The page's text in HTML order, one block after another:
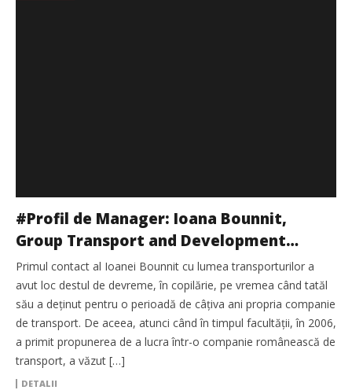
#Profil de Manager: Ioana Bounnit,
Group Transport and Development
Director CANPACK GROUP
Primul contact al Ioanei Bounnit cu lumea transporturilor a
avut loc destul de devreme, în copilărie, pe vremea când tatăl
său a deţinut pentru o perioadă de câţiva ani propria companie
de transport. De aceea, atunci când în timpul facultăţii, în 2006,
a primit propunerea de a lucra într-o companie românească de
transport, a văzut […]
DETALII